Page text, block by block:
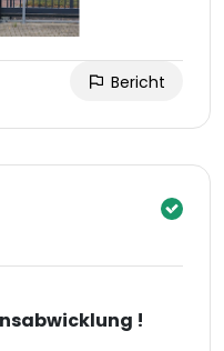
Bericht
!